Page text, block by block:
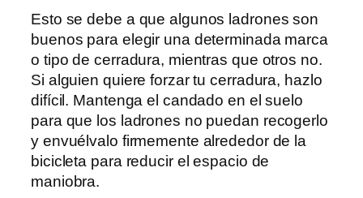
Esto se debe a que algunos ladrones son
buenos para elegir una determinada marca
o tipo de cerradura, mientras que otros no.
Si alguien quiere forzar tu cerradura, hazlo
difícil. Mantenga el candado en el suelo
para que los ladrones no puedan recogerlo
y envuélvalo firmemente alrededor de la
bicicleta para reducir el espacio de
maniobra.